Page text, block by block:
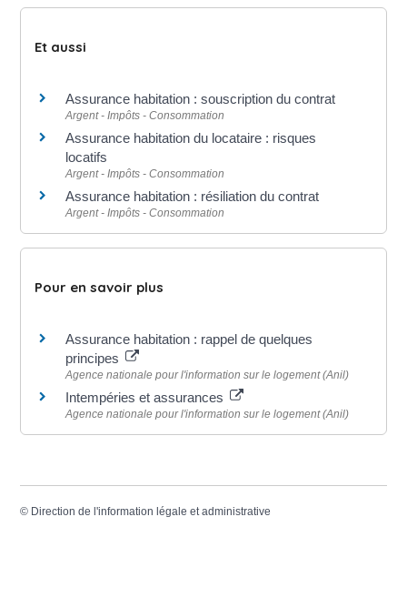
Et aussi
Assurance habitation : souscription du contrat
Argent - Impôts - Consommation
Assurance habitation du locataire : risques
locatifs
Argent - Impôts - Consommation
Assurance habitation : résiliation du contrat
Argent - Impôts - Consommation
Pour en savoir plus
Assurance habitation : rappel de quelques
principes
Agence nationale pour l'information sur le logement (Anil)
Intempéries et assurances
Agence nationale pour l'information sur le logement (Anil)
© Direction de l'information légale et administrative